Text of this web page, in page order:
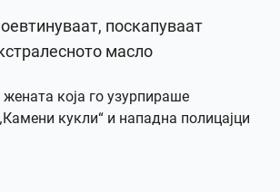
поскапуваат
масло